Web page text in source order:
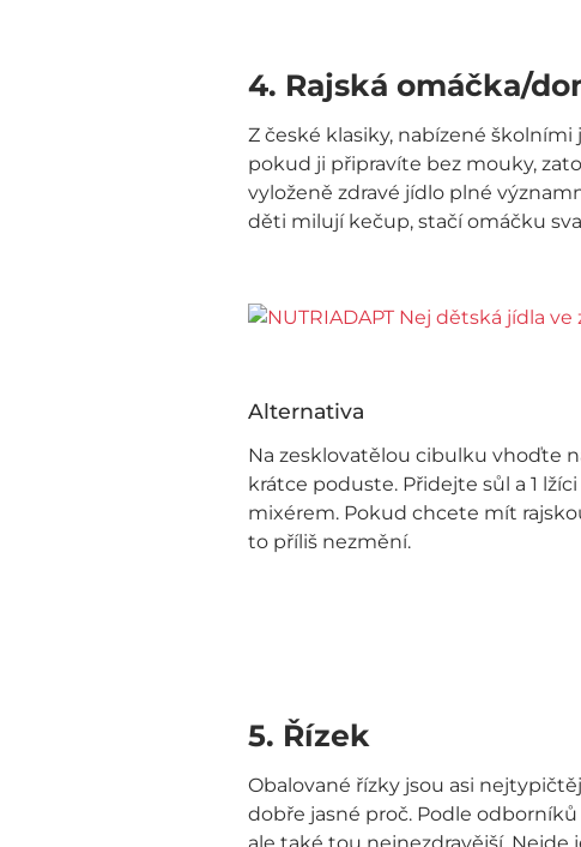
4. Rajská omáčka/
Z české klasiky, nabízené
pokud ji připravíte bez mouky,
vyloženě zdravé jídlo plné
děti milují kečup, stačí omáčku
Alternativa
Na zesklovatělou cibulku vhoďte
krátce poduste. Přidejte sůl a 1
mixérem. Pokud chcete mít
to příliš nezmění.
5. Řízek
Obalované řízky jsou asi
dobře jasné proč. Podle